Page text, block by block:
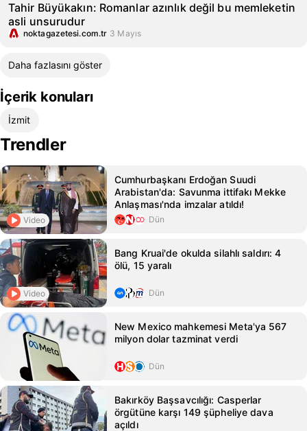
Tahir Büyükakın: Romanlar azınlık değil bu memleketin
asli unsurudur
noktagazetesi.com.tr 3 Mayıs
Daha fazlasını göster
İçerik konuları
İzmit
Trendler
Video
Cumhurbaşkanı Erdoğan Suudi
Arabistan'da: Savunma ittifakı Mekke
Anlaşması'nda imzalar atıldı!
Dün
Video
Bang Kruai'de okulda silahlı saldırı: 4
ölü, 15 yaralı
Dün
New Mexico mahkemesi Meta'ya 567
milyon dolar tazminat verdi
Dün
Bakırköy Başsavcılığı: Casperlar
örgütüne karşı 149 şüpheliye dava
açıldı